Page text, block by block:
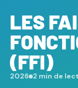
LES
(FFI)
2026 2 min de